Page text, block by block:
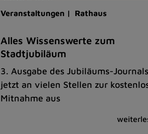
Veranstaltungen | Rathaus
Alles Wissenswerte zum
Stadtjubiläum
3. Ausgabe des Jubiläums-
jetzt an vielen Stellen zur
Mitnahme aus